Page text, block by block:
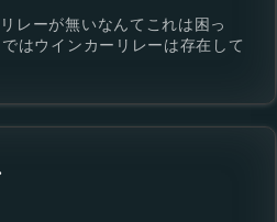
レーが無いなんてこれは困っ
はウインカーリレーは存在して